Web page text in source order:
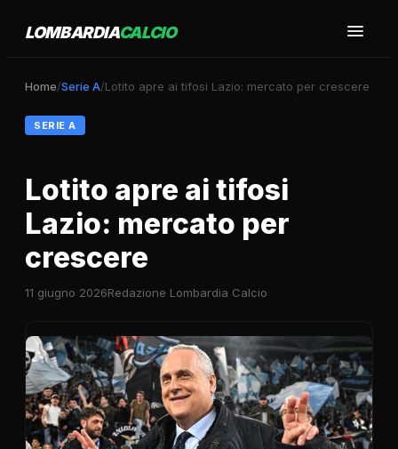
LOMBARDIACALCIO
Home/Serie A/Lotito apre ai tifosi Lazio: mercato per crescere
SERIE A
Lotito apre ai tifosi
Lazio: mercato per
crescere
11 giugno 2026Redazione Lombardia Calcio